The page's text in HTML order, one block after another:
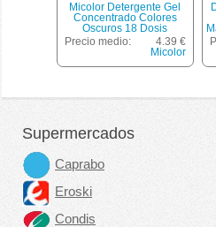
Micolor Detergente Gel
Concentrado Colores
Oscuros 18 Dosis
Precio medio:
4.39 €
Micolor
Supermercados
Caprabo
Eroski
Condis